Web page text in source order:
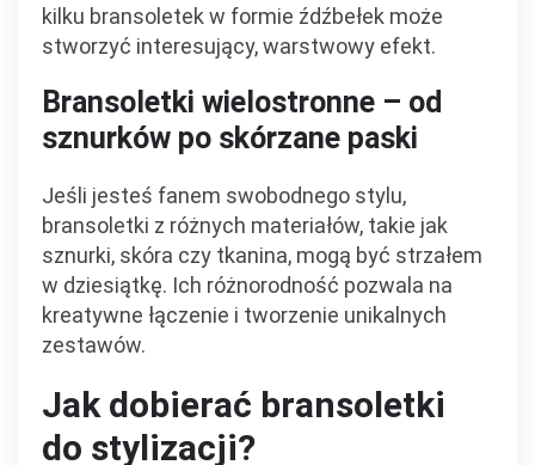
kilku bransoletek w formie źdźbełek może
stworzyć interesujący, warstwowy efekt.
Bransoletki wielostronne – od
sznurków po skórzane paski
Jeśli jesteś fanem swobodnego stylu,
bransoletki z różnych materiałów, takie jak
sznurki, skóra czy tkanina, mogą być strzałem
w dziesiątkę. Ich różnorodność pozwala na
kreatywne łączenie i tworzenie unikalnych
zestawów.
Jak dobierać bransoletki
do stylizacji?